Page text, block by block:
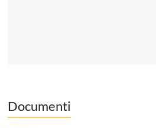
Documenti